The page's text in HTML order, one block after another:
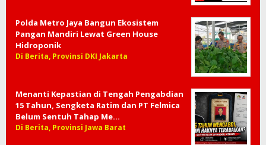
Polda Metro Jaya Bangun Ekosistem
Pangan Mandiri Lewat Green House
Hidroponik
Di Berita, Provinsi DKI Jakarta
Menanti Kepastian di Tengah Pengabdian
15 Tahun, Sengketa Ratim dan PT Felmica
Belum Sentuh Tahap Me…
Di Berita, Provinsi Jawa Barat